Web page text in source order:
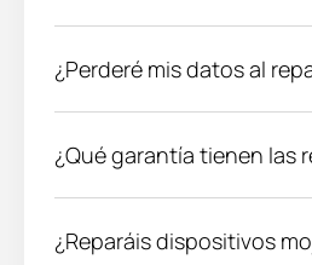
¿Perderé mis datos al
¿Qué garantía tienen las
¿Reparáis dispositivos